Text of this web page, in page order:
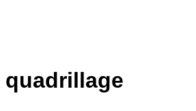
quadrillage